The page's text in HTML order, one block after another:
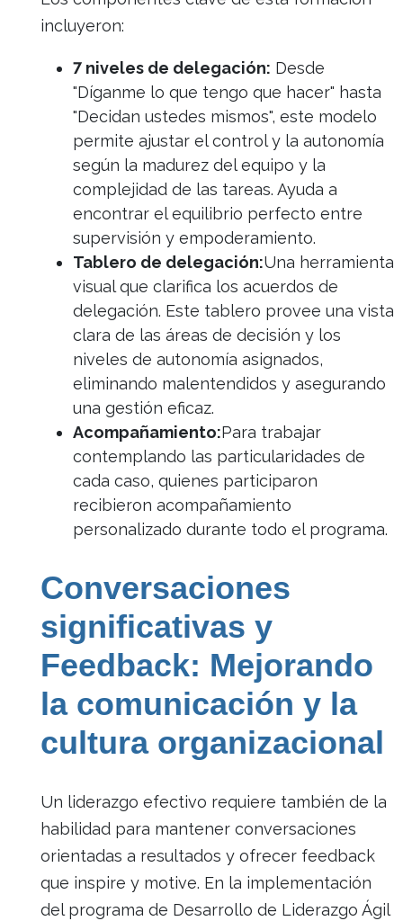
incluyeron:
7 niveles de delegación: Desde
"Díganme lo que tengo que hacer" hasta
"Decidan ustedes mismos", este modelo
permite ajustar el control y la autonomía
según la madurez del equipo y la
complejidad de las tareas. Ayuda a
encontrar el equilibrio perfecto entre
supervisión y empoderamiento.
Tablero de delegación:Una herramienta
visual que clarifica los acuerdos de
delegación. Este tablero provee una vista
clara de las áreas de decisión y los
niveles de autonomía asignados,
eliminando malentendidos y asegurando
una gestión eficaz.
Acompañamiento:Para trabajar
contemplando las particularidades de
cada caso, quienes participaron
recibieron acompañamiento
personalizado durante todo el programa.
Conversaciones
significativas y
Feedback: Mejorando
la comunicación y la
cultura organizacional
Un liderazgo efectivo requiere también de la
habilidad para mantener conversaciones
orientadas a resultados y ofrecer feedback
que inspire y motive. En la implementación
del programa de Desarrollo de Liderazgo Ágil